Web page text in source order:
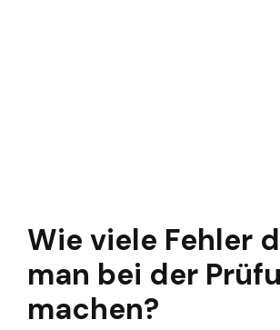
Wie viele Fehler
man bei der
machen?